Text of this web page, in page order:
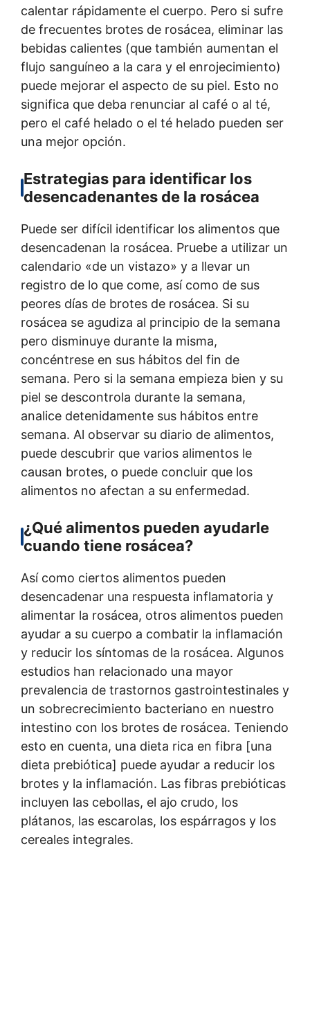
calentar rápidamente el cuerpo. Pero si sufre
de frecuentes brotes de rosácea, eliminar las
bebidas calientes (que también aumentan el
flujo sanguíneo a la cara y el enrojecimiento)
puede mejorar el aspecto de su piel. Esto no
significa que deba renunciar al café o al té,
pero el café helado o el té helado pueden ser
una mejor opción.
Estrategias para identificar los
desencadenantes de la rosácea
Puede ser difícil identificar los alimentos que
desencadenan la rosácea. Pruebe a utilizar un
calendario «de un vistazo» y a llevar un
registro de lo que come, así como de sus
peores días de brotes de rosácea. Si su
rosácea se agudiza al principio de la semana
pero disminuye durante la misma,
concéntrese en sus hábitos del fin de
semana. Pero si la semana empieza bien y su
piel se descontrola durante la semana,
analice detenidamente sus hábitos entre
semana. Al observar su diario de alimentos,
puede descubrir que varios alimentos le
causan brotes, o puede concluir que los
alimentos no afectan a su enfermedad.
¿Qué alimentos pueden ayudarle
cuando tiene rosácea?
Así como ciertos alimentos pueden
desencadenar una respuesta inflamatoria y
alimentar la rosácea, otros alimentos pueden
ayudar a su cuerpo a combatir la inflamación
y reducir los síntomas de la rosácea. Algunos
estudios han relacionado una mayor
prevalencia de trastornos gastrointestinales y
un sobrecrecimiento bacteriano en nuestro
intestino con los brotes de rosácea. Teniendo
esto en cuenta, una dieta rica en fibra [una
dieta prebiótica] puede ayudar a reducir los
brotes y la inflamación. Las fibras prebióticas
incluyen las cebollas, el ajo crudo, los
plátanos, las escarolas, los espárragos y los
cereales integrales.